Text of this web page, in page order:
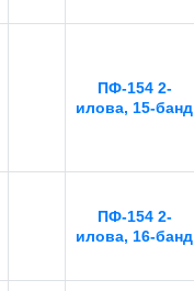
ПФ-154 2-
илова, 15-банд
ПФ-154 2-
илова, 16-банд